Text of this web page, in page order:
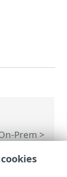
Prem>
> 提交的